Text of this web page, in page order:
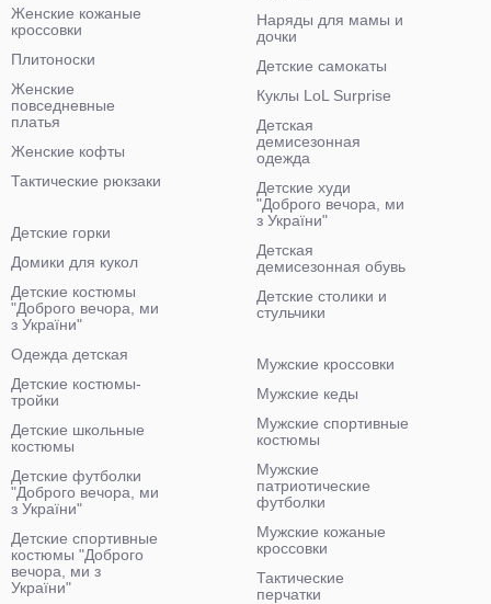
Женские кожаные
кроссовки
Плитоноски
Женские
повседневные
платья
Женские кофты
Тактические рюкзаки
Наряды для мамы и
дочки
Детские самокаты
Куклы LoL Surprise
Детская
демисезонная
одежда
Детские худи
"Доброго вечора, ми
з України"
Детская
демисезонная обувь
Детские столики и
стульчики
Детские горки
Домики для кукол
Детские костюмы
"Доброго вечора, ми
з України"
Одежда детская
Детские костюмы-
тройки
Детские школьные
костюмы
Детские футболки
"Доброго вечора, ми
з України"
Детские спортивные
костюмы "Доброго
вечора, ми з
України"
Мужские кроссовки
Мужские кеды
Мужские спортивные
костюмы
Мужские
патриотические
футболки
Мужские кожаные
кроссовки
Тактические
перчатки